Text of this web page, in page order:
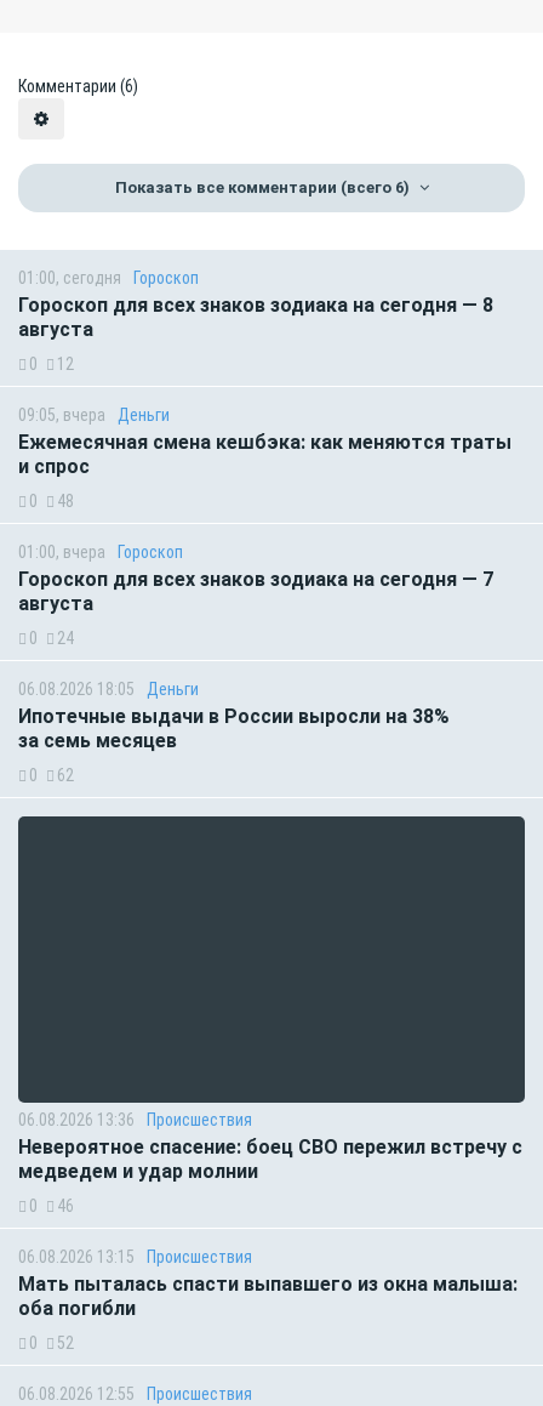
Комментарии (6)
Показать все комментарии (всего 6)
01:00, сегодня Гороскоп
Гороскоп для всех знаков зодиака на сегодня — 8
августа
0 12
09:05, вчера Деньги
Ежемесячная смена кешбэка: как меняются траты
и спрос
0 48
01:00, вчера Гороскоп
Гороскоп для всех знаков зодиака на сегодня — 7
августа
0 24
06.08.2026 18:05 Деньги
Ипотечные выдачи в России выросли на 38%
за семь месяцев
0 62
06.08.2026 13:36 Происшествия
Невероятное спасение: боец СВО пережил встречу с
медведем и удар молнии
0 46
06.08.2026 13:15 Происшествия
Мать пыталась спасти выпавшего из окна малыша:
оба погибли
0 52
06.08.2026 12:55 Происшествия